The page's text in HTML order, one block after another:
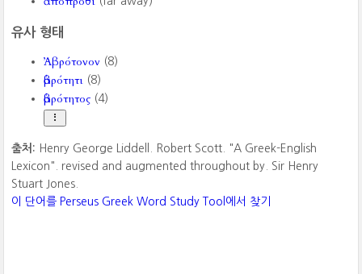
유사 형태
Ἀβρότονον (8)
ἁβρότητι (8)
ἁβρότητος (4)
출처: Henry George Liddell. Robert Scott. "A Greek-English
Lexicon". revised and augmented throughout by. Sir Henry
Stuart Jones.
이 단어를 Perseus Greek Word Study Tool에서 찾기